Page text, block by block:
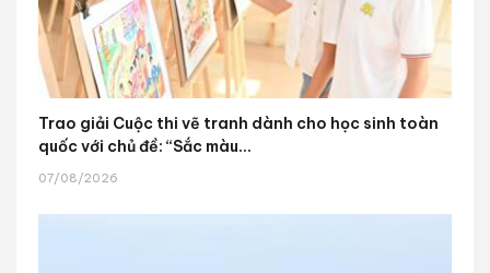
Trao giải Cuộc thi vẽ tranh dành cho học sinh toàn
quốc với chủ đề: “Sắc màu...
07/08/2026